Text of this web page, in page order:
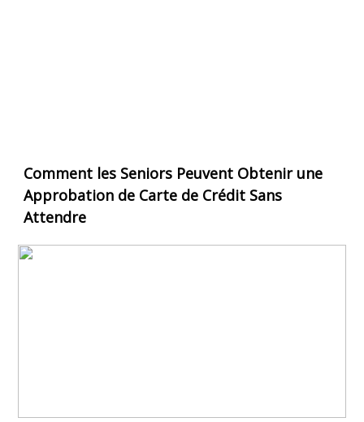
Comment les Seniors Peuvent Obtenir une
Approbation de Carte de Crédit Sans
Attendre